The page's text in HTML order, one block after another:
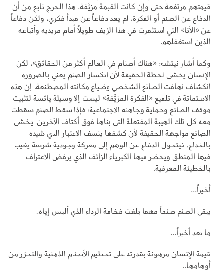
قيمتهم مرتفعة حتى وإن كانت القيمة مزيَّفة. هذا الحرج نابع من أن
الدفاع عن الصنم أو الفكرة، لم يعد دفاعاً عن مبدأ فكري، ولكن دفاعاً
عن «الأنا» التي استثمرت في هذا الزيف طويلاً أمام مريديه وأتباعه
الذين استغفلهم.
وكما أشار نيتشه: «هناك أصنام في العالم أكثر من الحقائق»، لكن
الإنسان يخشى لحظة الحقيقة لأن انكسار الصنم يعني بالضرورة
انكشاف تهافت الصانع الشخصي وضياع مكانته المصطنعة. إن هذه
الاستماتة في تلميع «الفكرة المزيَّفة» ليست إلا وسيلة يائسة لتثبيت
موقف الصانع وحماية وجاهته الاجتماعية؛ فإذا سقط الصنم سقطت
معه كل تلك الهيبة المفتعلة التي بناها فوق أكتاف الآخرين. يخشى
الصانع مواجهة الحقيقة لأن كشفها ينسف الاعتبار الذي شيده
بالخداع، فيتحول الدفاع عن الوهم إلى معركة وجودية شرسة يغيب
فيها المنطق ويحضر فيها الكبرياء الزائف الذي يرفض الاعتراف
بالخطيئة المعرفية.
أخيراً...
يبقى الصنم صنماً مهما بلغت فخامة الرداء الذي ألبس إياه..
ما بعد أخيراً...
قيمة الإنسان مرهونة بقدرته على تحطيم الأصنام الذهنية والتحرّر من
أوهامها..